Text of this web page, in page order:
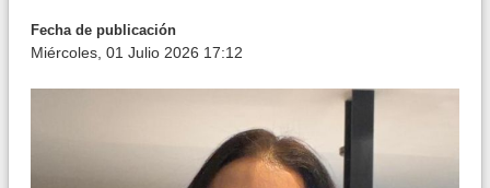
Fecha de publicación
Miércoles, 01 Julio 2026 17:12